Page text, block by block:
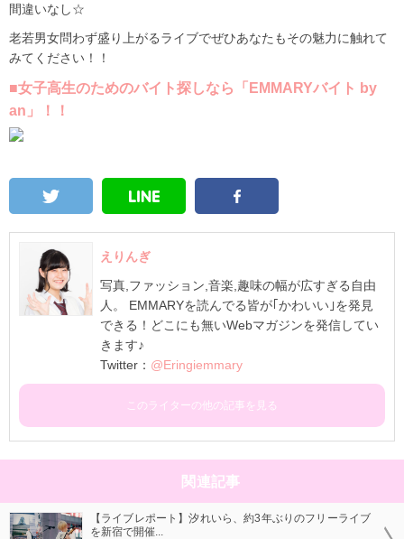
間違いなし☆
老若男女問わず盛り上がるライブでぜひあなたもその魅力に触れて
みてください！！
■女子高生のためのバイト探しなら「EMMARYバイト by
an」！！
えりんぎ
写真,ファッション,音楽,趣味の幅が広すぎる自由
人。 EMMARYを読んでる皆が｢かわいい｣を発見
できる！どこにも無いWebマガジンを発信してい
きます♪
Twitter： @Eringiemmary
このライターの他の記事を見る
関連記事
【ライブレポート】汐れいら、約3年ぶりのフリーライブ
を新宿で開催...